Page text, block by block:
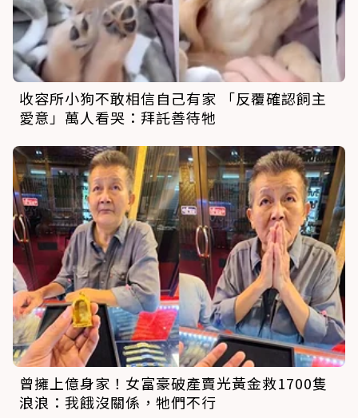
收容所小狗不敢相信自己有家 「反覆確認飼主
愛意」萬人看哭：拜託善待牠
曾擁上億身家！女富豪破產賣光黃金救1700隻
浪浪：我餓沒關係，牠們不行